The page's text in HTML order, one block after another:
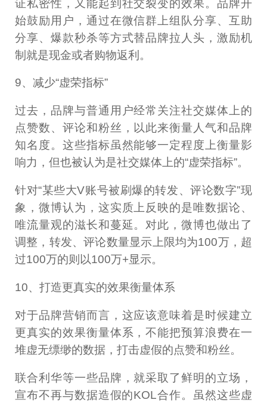
证私密性，又能起到社交裂变的效果。品牌开
始鼓励用户，通过在微信群上组队分享、互助
分享、爆款秒杀等方式替品牌拉人头，激励机
制就是现金或者购物返利。
9、减少“虚荣指标”
过去，品牌与普通用户经常关注社交媒体上的
点赞数、评论和粉丝，以此来衡量人气和品牌
知名度。这些指标虽然能够一定程度上衡量影
响力，但也被认为是社交媒体上的“虚荣指标”。
针对“某些大V账号被刷爆的转发、评论数字”现
象，微博认为，这实质上反映的是唯数据论、
唯流量观的滋长和蔓延。对此，微博也做出了
调整，转发、评论数量显示上限均为100万，超
过100万的则以100万+显示。
10、打造更真实的效果衡量体系
对于品牌营销而言，这应该意味着是时候建立
更真实的效果衡量体系，不能把预算浪费在一
堆虚无缥缈的数据，打击虚假的点赞和粉丝。
联合利华等一些品牌，就采取了鲜明的立场，
宣布不再与数据造假的KOL合作。虽然这些虚